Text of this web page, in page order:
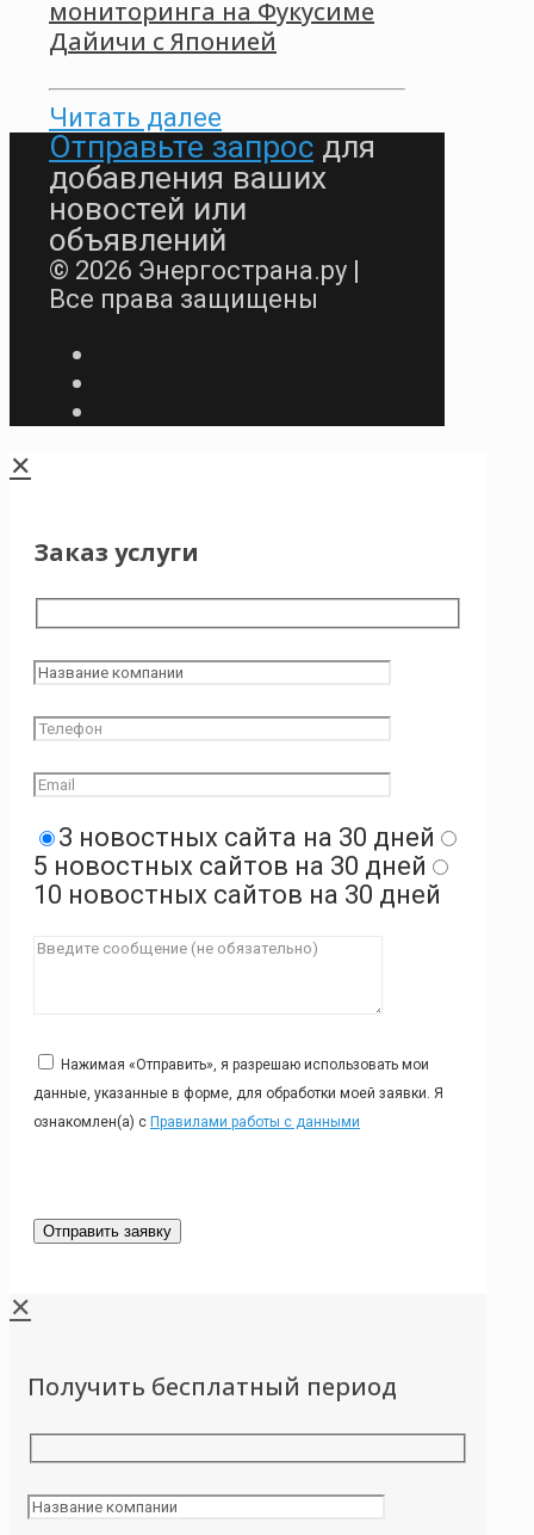
мониторинга на Фукусиме
Дайичи с Японией
Читать далее
Отправьте запрос для
добавления ваших
новостей или
объявлений
© 2026 Энергострана.ру |
Все права защищены
✕
Заказ услуги
3 новостных сайта на 30 дней
5 новостных сайтов на 30 дней
10 новостных сайтов на 30 дней
Нажимая «Отправить», я разрешаю использовать мои
данные, указанные в форме, для обработки моей заявки. Я
ознакомлен(а) с Правилами работы с данными
✕
Получить бесплатный период